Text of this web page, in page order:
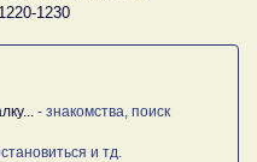
1220-1230
- знакомства, поиск
и тд.